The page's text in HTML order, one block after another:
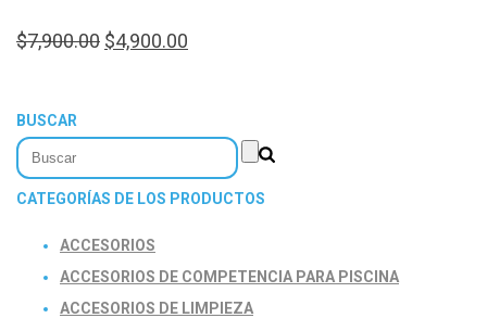
$7,900.00 $4,900.00
BUSCAR
CATEGORÍAS DE LOS PRODUCTOS
ACCESORIOS
ACCESORIOS DE COMPETENCIA PARA PISCINA
ACCESORIOS DE LIMPIEZA